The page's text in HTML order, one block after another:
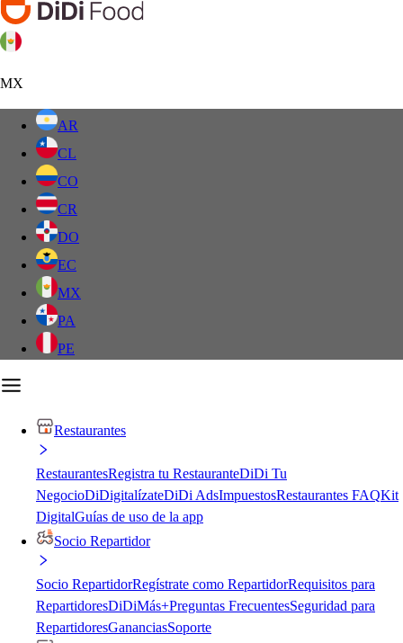
MX
AR
CL
CO
CR
DO
EC
MX
PA
PE
Restaurantes
RestaurantesRegistra tu RestauranteDiDi Tu
NegocioDiDigitalízateDiDi AdsImpuestosRestaurantes FAQKit
DigitalGuías de uso de la app
Socio Repartidor
Socio RepartidorRegístrate como RepartidorRequisitos para
RepartidoresDiDiMás+Preguntas FrecuentesSeguridad para
RepartidoresGananciasSoporte